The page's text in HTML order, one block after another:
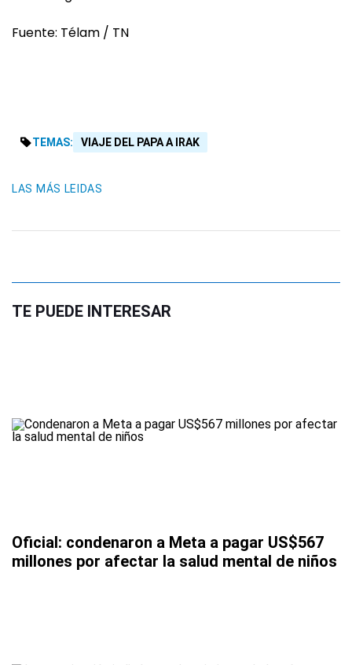
Fuente: Télam / TN
TEMAS: VIAJE DEL PAPA A IRAK
LAS MÁS LEIDAS
TE PUEDE INTERESAR
Oficial: condenaron a Meta a pagar US$567
millones por afectar la salud mental de niños